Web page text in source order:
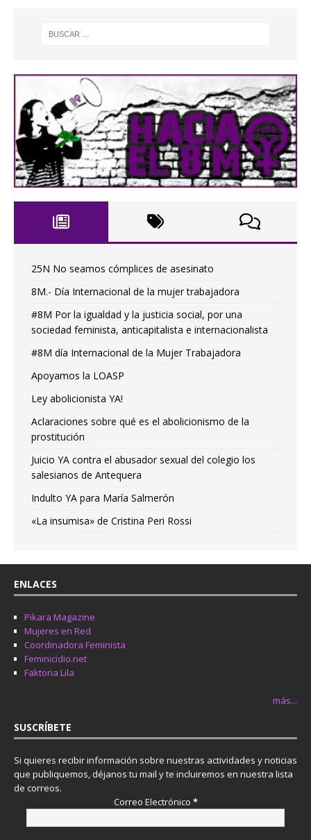
25N No seamos cómplices de asesinato
8M.- Día Internacional de la mujer trabajadora
#8M Por la igualdad y la justicia social, por una
sociedad feminista, anticapitalista e internacionalista
#8M día Internacional de la Mujer Trabajadora
Apoyamos la LOASP
Ley abolicionista YA!
Aclaraciones sobre qué es el abolicionismo de la
prostitución
Juicio YA contra el abusador sexual del colegio los
salesianos de Antequera
Indulto YA para María Salmerón
«La insumisa» de Cristina Peri Rossi
ENLACES
Pikara Magazine
Mujeres en Red
Coordinadora Feminista
Feminicidio.net
Faktoria Lila
más...
SUSCRÍBETE
Si quieres recibir información sobre nuestras actividades y noticias
que publiquemos, déjanos tu mail y te incluiremos en nuestra lista
de correos.
Correo Electrónico *